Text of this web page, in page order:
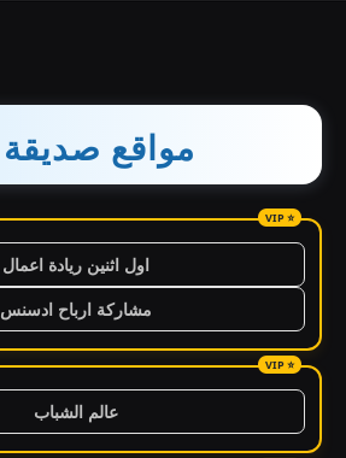
مواقع صديقة
اول اثنين ريادة اعمال
مشاركة ارباح ادسنس
عالم الشباب